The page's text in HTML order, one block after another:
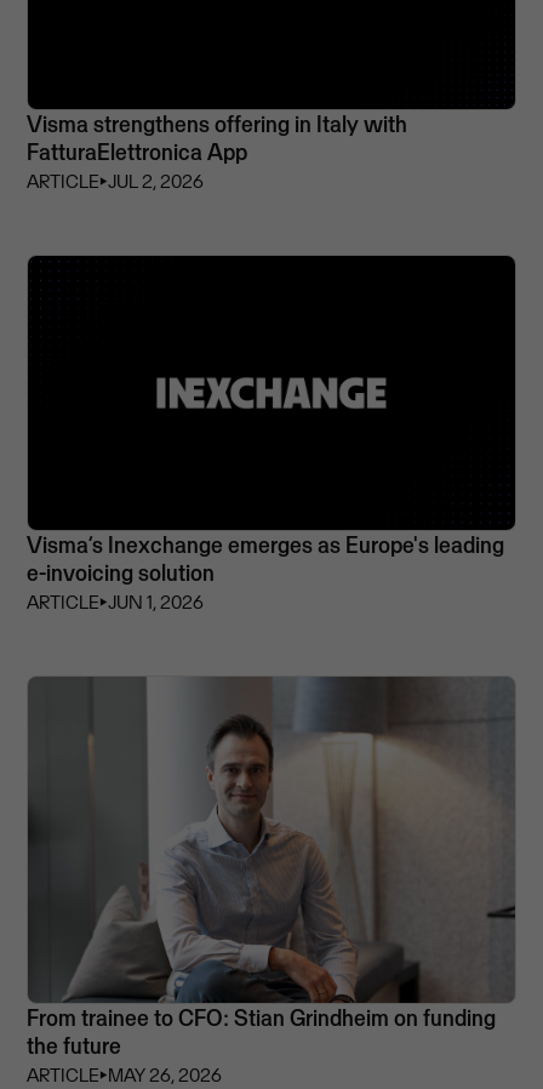
Visma strengthens offering in Italy with
FatturaElettronica App
ARTICLE⏵JUL 2, 2026
Visma’s Inexchange emerges as Europe's leading
e-invoicing solution
ARTICLE⏵JUN 1, 2026
From trainee to CFO: Stian Grindheim on funding
the future
ARTICLE⏵MAY 26, 2026